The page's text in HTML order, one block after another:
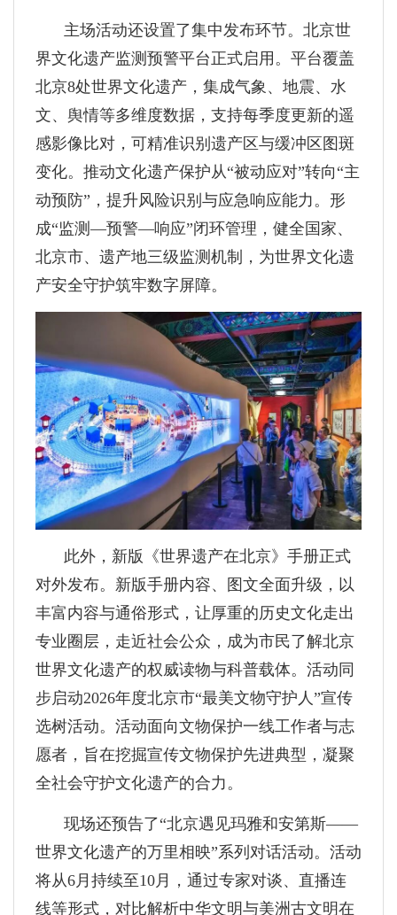
主场活动还设置了集中发布环节。北京世
界文化遗产监测预警平台正式启用。平台覆盖
北京8处世界文化遗产，集成气象、地震、水
文、舆情等多维度数据，支持每季度更新的遥
感影像比对，可精准识别遗产区与缓冲区图斑
变化。推动文化遗产保护从“被动应对”转向“主
动预防”，提升风险识别与应急响应能力。形
成“监测—预警—响应”闭环管理，健全国家、
北京市、遗产地三级监测机制，为世界文化遗
产安全守护筑牢数字屏障。
此外，新版《世界遗产在北京》手册正式
对外发布。新版手册内容、图文全面升级，以
丰富内容与通俗形式，让厚重的历史文化走出
专业圈层，走近社会公众，成为市民了解北京
世界文化遗产的权威读物与科普载体。活动同
步启动2026年度北京市“最美文物守护人”宣传
选树活动。活动面向文物保护一线工作者与志
愿者，旨在挖掘宣传文物保护先进典型，凝聚
全社会守护文化遗产的合力。
现场还预告了“北京遇见玛雅和安第斯——
世界文化遗产的万里相映”系列对话活动。活动
将从6月持续至10月，通过专家对谈、直播连
线等形式，对比解析中华文明与美洲古文明在